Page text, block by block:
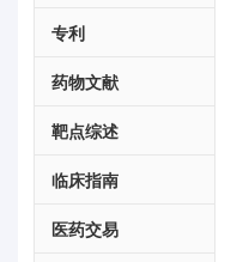
专利
药物文献
靶点综述
临床指南
医药交易